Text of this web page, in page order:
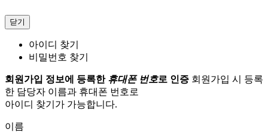
닫기
아이디 찾기
비밀번호 찾기
회원가입 정보에 등록한 휴대폰 번호로 인증 회원가입 시 등록
한 담당자 이름과 휴대폰 번호로
아이디 찾기가 가능합니다.
이름